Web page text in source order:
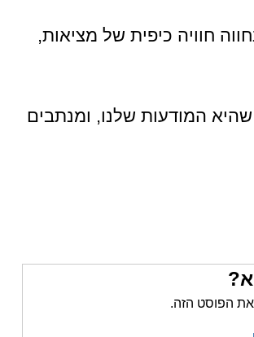
חוויה כיפית של מציאות,
המודעות שלנו, ומנתבים